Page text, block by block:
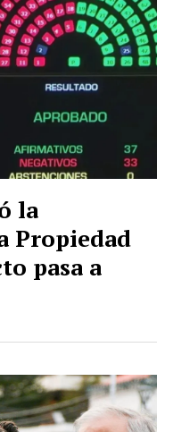
la
Propiedad
pasa a